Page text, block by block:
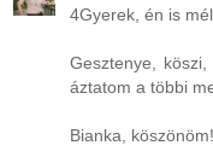
4Gyerek, én is
Gesztenye,
áztatom a többi
Bianka, köszönöm!